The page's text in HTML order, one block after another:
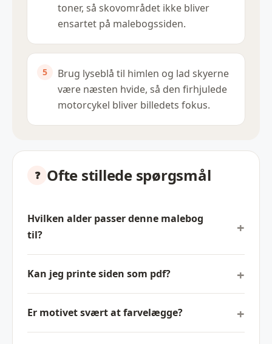
toner, så skovområdet ikke bliver
ensartet på malebogssiden.
Brug lyseblå til himlen og lad skyerne
være næsten hvide, så den firhjulede
motorcykel bliver billedets fokus.
Ofte stillede spørgsmål
Hvilken alder passer denne malebog
til?
Kan jeg printe siden som pdf?
Er motivet svært at farvelægge?